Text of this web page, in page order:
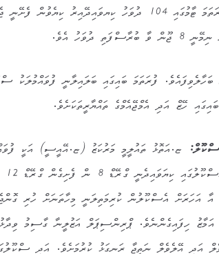
ދުވަހު އެވެ.
ބަހާލެވިފައެވެ. ފުރަތަމަ ބައިގައި ބަލައިލާނީ ފުވައްމުލަކު
ހޭޒް އަދި އެމްޖޭއެމްގެ ތައްޔާރީތަކަށެވެ.
ޏ.އަތޮޅު ތައުލީމީ މަރުކަޒު (ޏ.އޭއީސީ) އަކީ
އާ އަހަރަށް އެސްކޫލުން ކުރިމަތިލަނީ މިހާތަނަށް ހުރި
އަމާޒު ހިފައިގެންނެވެ. ޕްރިންސިޕަލް އަޒުލީނާ ގާސިމު
އަދި އޭލެވެލް ނަތީޖާ ރަނގަޅު ކުރުމަށެވެ. އަދި